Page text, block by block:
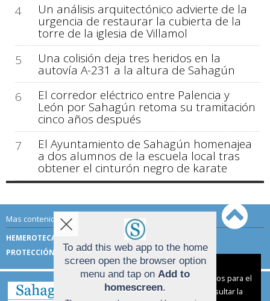
4
Un análisis arquitectónico advierte de la
urgencia de restaurar la cubierta de la
torre de la iglesia de Villamol
5
Una colisión deja tres heridos en la
autovía A-231 a la altura de Sahagún
6
El corredor eléctrico entre Palencia y
León por Sahagún retoma su tramitación
cinco años después
7
El Ayuntamiento de Sahagún homenajea
a dos alumnos de la escuela local tras
obtener el cinturón negro de karate
Mas contenido de Sahagún Digital:
HEMEROTECA
TÉRMINOS DE USO
PROTECCIÓN DE DATOS
Aviso sobre el Uso de cookies:
Utilizamos cookies nuestras y de terceros para el
funcionamiento del digital. Puedes consultar la
To add this web app to the home
screen open the browser option
menu and tap on Add to
homescreen.